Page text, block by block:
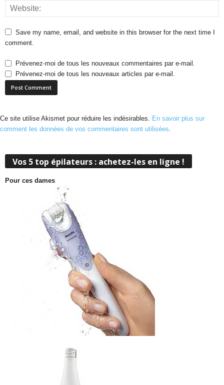
Save my name, email, and website in this browser for the next time I
comment.
Prévenez-moi de tous les nouveaux commentaires par e-mail.
Prévenez-moi de tous les nouveaux articles par e-mail.
Ce site utilise Akismet pour réduire les indésirables. En savoir plus sur
comment les données de vos commentaires sont utilisées.
Vos 5 top épilateurs : achetez-les en ligne !
Pour ces dames